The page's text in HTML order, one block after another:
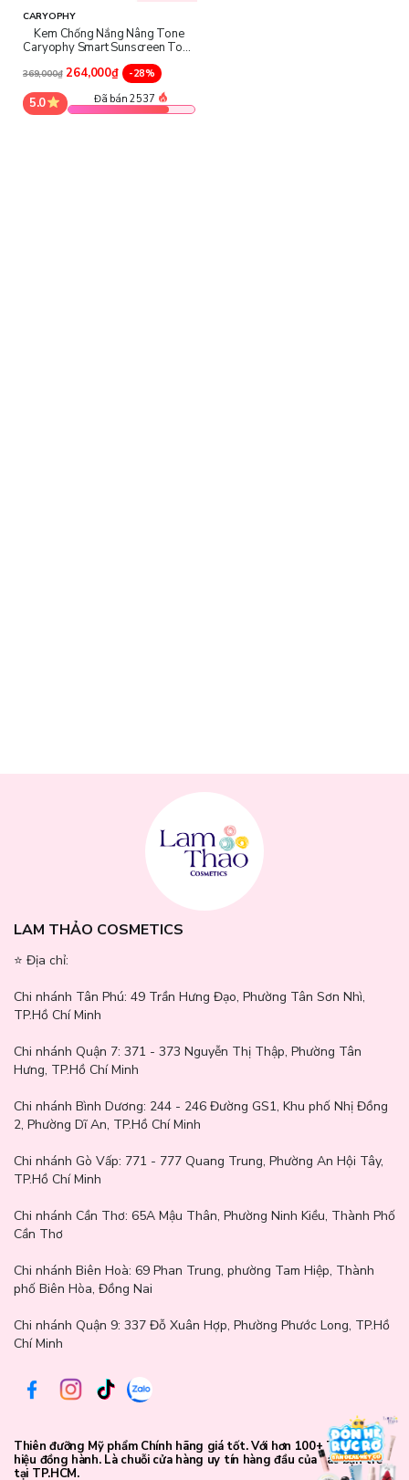
Giảm đỏ, kháng viêm, kiểm soát dầu, phù hợp cả với da mụn, da
Cung cấp độ ẩm, giữ da luôn mịn màng, căng mọng
Làm dịu, hồi phục tổn thương, khắc phục khuyết điểm từ sau mụn
Thành phần chi tiết:
: Chống nắng vật lý phổ rộng (UVA/UVB), không gây
tắc nghẽn lỗ chân lông, không gây mụn.
Ethylhexyl Methoxycinnamate
: Hoạt chất chống tia UVB.
CARYOPHY
Kem Chống Nắng Nâng Tone
Caryophy Smart Sunscreen Tone
Up SPF50+ PA+++
369,000₫ 264,000₫ -28%
5.0 Đã bán 2537
LAM THẢO COSMETICS
⭐️ Địa chỉ:
Chi nhánh Tân Phú: 49 Trần Hưng Đạo, Phường Tân Sơn Nhì,
TP.Hồ Chí Minh
Chi nhánh Quận 7: 371 - 373 Nguyễn Thị Thập, Phường Tân
Hưng, TP.Hồ Chí Minh
Chi nhánh Bình Dương: 244 - 246 Đường GS1, Khu phố Nhị Đồng
2, Phường Dĩ An, TP.Hồ Chí Minh
Chi nhánh Gò Vấp: 771 - 777 Quang Trung, Phường An Hội Tây,
TP.Hồ Chí Minh
Chi nhánh Cần Thơ: 65A Mậu Thân, Phường Ninh Kiều, Thành Phố
Cần Thơ
Chi nhánh Biên Hoà: 69 Phan Trung, phường Tam Hiệp, Thành
phố Biên Hòa, Đồng Nai
Chi nhánh Quận 9: 337 Đỗ Xuân Hợp, Phường Phước Long, TP.Hồ
Chí Minh
Thiên đưỡng Mỹ phẩm Chính hãng giá tốt. Với hơn 100+ Thương
hiệu đồng hành. Là chuỗi cửa hàng uy tín hàng đầu của các bạn trẻ
tại TP.HCM.